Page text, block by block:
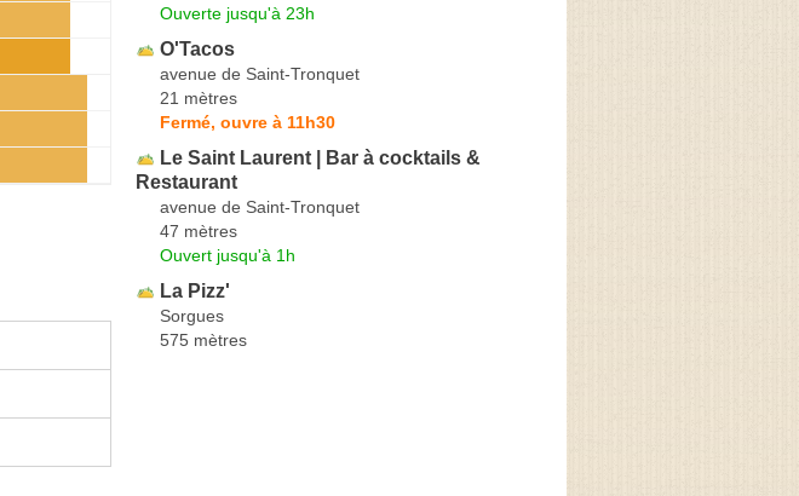
Ouverte jusqu'à 23h
O'Tacos
avenue de Saint-Tronquet
21 mètres
Fermé, ouvre à 11h30
Le Saint Laurent | Bar à cocktails &
Restaurant
avenue de Saint-Tronquet
47 mètres
Ouvert jusqu'à 1h
La Pizz'
Sorgues
575 mètres